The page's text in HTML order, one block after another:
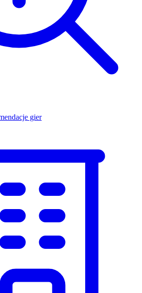
gier